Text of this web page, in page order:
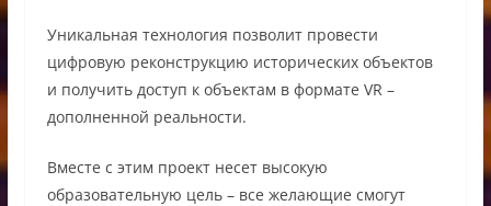
Уникальная технология позволит провести
цифровую реконструкцию исторических объектов
и получить доступ к объектам в формате VR –
дополненной реальности.
Вместе с этим проект несет высокую
образовательную цель – все желающие смогут